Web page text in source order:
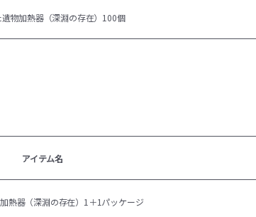
物加熱器（深淵の存在）100個
アイテム名
熱器（深淵の存在）1＋1パッケージ